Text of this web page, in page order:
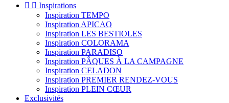
  Inspirations
Inspiration TEMPO
Inspiration APICAO
Inspiration LES BESTIOLES
Inspiration COLORAMA
Inspiration PARADISO
Inspiration PÂQUES À LA CAMPAGNE
Inspiration CELADON
Inspiration PREMIER RENDEZ-VOUS
Inspiration PLEIN CŒUR
Exclusivités